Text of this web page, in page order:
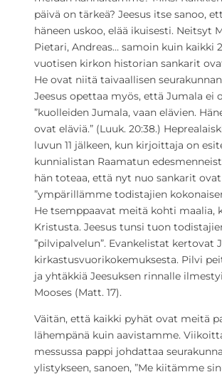
päivä on tärkeä? Jeesus itse sanoo,
häneen uskoo, elää ikuisesti. Neitsyt
Pietari, Andreas… samoin kuin kaikki
vuotisen kirkon historian sankarit
He ovat niitä taivaallisen
Jeesus opettaa myös, että Jumala ei
”kuolleiden Jumala, vaan elävien.
ovat eläviä.” (Luuk. 20:38.)
luvun 11 jälkeen, kun kirjoittaja on
kunnialistan Raamatun
hän toteaa, että nyt nuo sankarit ovat
”ympärillämme todistajien
He tsemppaavat meitä kohti maalia,
Kristusta. Jeesus tunsi tuon
”pilvipalvelun”. Evankelistat kertovat
kirkastusvuorikokemuksesta. Pilvi
ja yhtäkkiä Jeesuksen rinnalle
Mooses (Matt. 17).
Väitän, että kaikki pyhät ovat meitä
lähempänä kuin aavistamme.
messussa pappi johdattaa
ylistykseen, sanoen, ”Me kiitämme